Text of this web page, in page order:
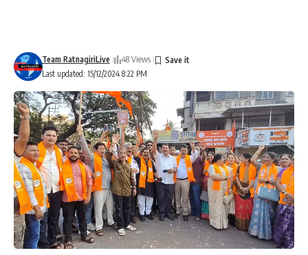
Last updated: 15/12/2024 8:22 PM
Team RatnagiriLive 48 Views